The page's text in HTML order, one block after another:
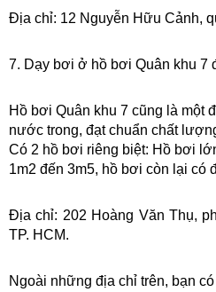
Địa chỉ: 12 Nguyễn Hữu Cảnh,
7. Dạy bơi ở hồ bơi Quân khu 7
Hồ bơi Quân khu 7 cũng là một
nước trong, đạt chuẩn chất
Có 2 hồ bơi riêng biệt: Hồ bơi
1m2 đến 3m5, hồ bơi còn lại có
Địa chỉ: 202 Hoàng Văn Thụ,
TP. HCM.
Ngoài những địa chỉ trên, bạn